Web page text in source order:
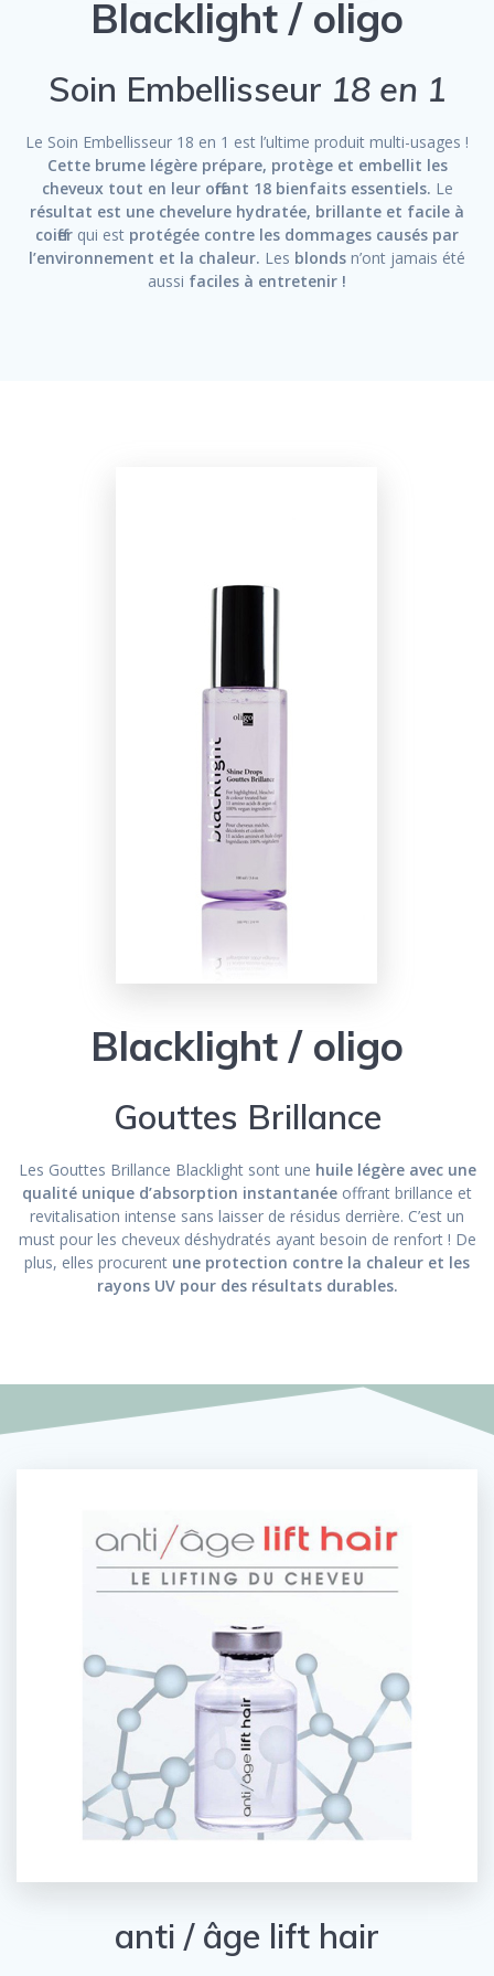
Blacklight / oligo
Soin Embellisseur 18 en 1
Le Soin Embellisseur 18 en 1 est l’ultime produit multi-usages !
Cette brume légère prépare, protège et embellit les
cheveux tout en leur offrant 18 bienfaits essentiels. Le
résultat est une chevelure hydratée, brillante et facile à
coiffer qui est protégée contre les dommages causés par
l’environnement et la chaleur. Les blonds n’ont jamais été
aussi faciles à entretenir !
Blacklight / oligo
Gouttes Brillance
Les Gouttes Brillance Blacklight sont une huile légère avec une
qualité unique d’absorption instantanée offrant brillance et
revitalisation intense sans laisser de résidus derrière. C’est un
must pour les cheveux déshydratés ayant besoin de renfort ! De
plus, elles procurent une protection contre la chaleur et les
rayons UV pour des résultats durables.
anti / âge lift hair